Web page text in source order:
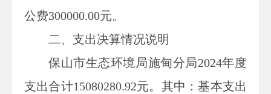
公费300000.00元。
二、支出决算情况说明
保山市生态环境局施甸分局2024年度
支出合计15080280.92元。其中：基本支出